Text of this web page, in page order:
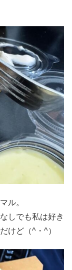
ル。
しでも私は好き
けど（^・^）